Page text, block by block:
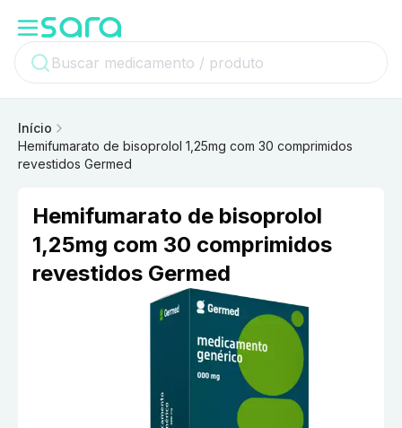
Início
Hemifumarato de bisoprolol 1,25mg com 30 comprimidos
revestidos Germed
Hemifumarato de bisoprolol
1,25mg com 30 comprimidos
revestidos Germed